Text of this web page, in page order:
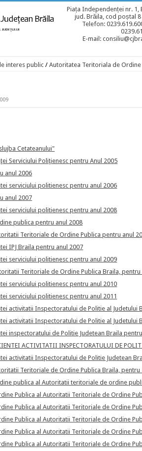
Piața Independenței nr. 1,
jud. Brăila, cod poștal
Telefon:
E-mail:
interes public / Autoritatea Teritoriala de Ordine
Cetateanului"
Serviciului Poliţienesc pentru Anul 2005
anul 2006
serviciului politienesc pentru anul 2006
anul 2007
serviciului politienesc pentru anul 2008
publica pentru anul 2008
Teritoriale de Ordine Publica pentru anul
IPJ Braila pentru anul 2007
serviciului politienesc pentru anul 2009
Teritoriale de Ordine Publica Braila, pentru
serviciului politienesc pentru anul 2010
serviciului politienesc pentru anul 2011
activitatii Inspectoratului de Politie al Judetului
activitatii Inspectoratului de Politie al Judetului
inspectoratului de Politie Judetean Braila
ACTIVITATII INSPECTORATULUI DE
activitatii Inspectoratului de Politie Judetean
Teritoriale de Ordine Publica Braila, pentru
publica al Autoritatii teritoriale de ordine
Publica al Autoritatii Teritoriale de Ordine
Publica al Autoritatii Teritoriale de Ordine
Publica al Autoritatii Teritoriale de Ordine
Publica al Autoritatii Teritoriale de Ordine
Publica al Autoritatii Teritoriale de Ordine